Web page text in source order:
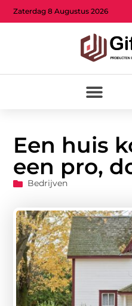
Zaterdag 8 Augustus 2026
Een huis
een pro,
Bedrijven